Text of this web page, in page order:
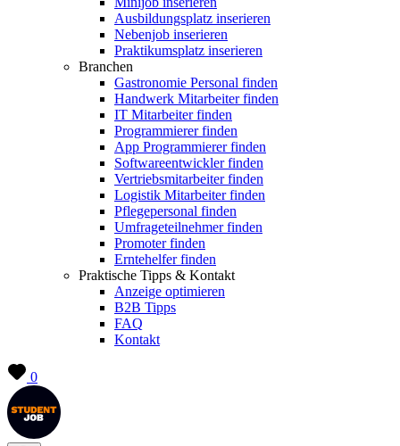
Ausbildungsplatz inserieren
Nebenjob inserieren
Praktikumsplatz inserieren
Branchen
Gastronomie Personal finden
Handwerk Mitarbeiter finden
IT Mitarbeiter finden
Programmierer finden
App Programmierer finden
Softwareentwickler finden
Vertriebsmitarbeiter finden
Logistik Mitarbeiter finden
Pflegepersonal finden
Umfrageteilnehmer finden
Promoter finden
Erntehelfer finden
Praktische Tipps & Kontakt
Anzeige optimieren
B2B Tipps
FAQ
Kontakt
0